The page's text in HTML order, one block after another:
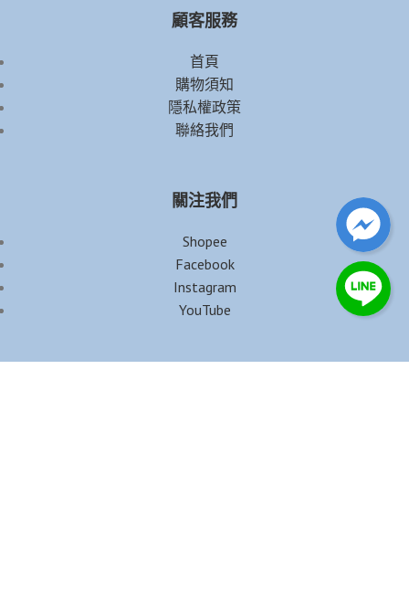
顧客服務
首頁
購物須知
隱私權政策
聯絡我們
關注我們
Shopee
Facebook
Instagram
YouTube